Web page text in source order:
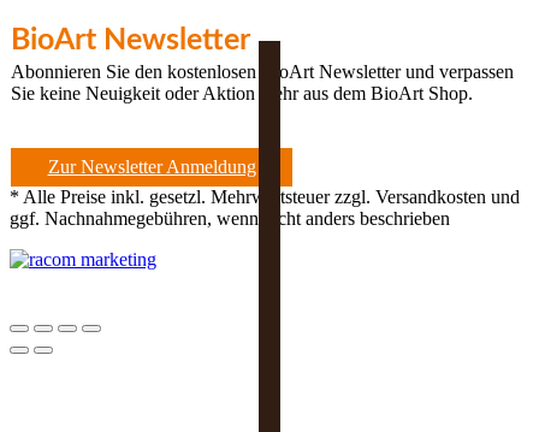
BioArt Newsletter
Abonnieren Sie den kostenlosen BioArt Newsletter und verpassen
Sie keine Neuigkeit oder Aktion mehr aus dem BioArt Shop.
Zur Newsletter Anmeldung
* Alle Preise inkl. gesetzl. Mehrwertsteuer zzgl. Versandkosten und
ggf. Nachnahmegebühren, wenn nicht anders beschrieben